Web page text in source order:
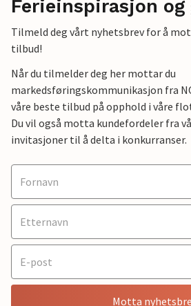
Ferieinspirasjon
Tilmeld deg vårt nyhetsbrev for å
tilbud!
Når du tilmelder deg her mottar du
markedsføringskommunikasjon fra
våre beste tilbud på opphold i våre
Du vil også motta kundefordeler fra
invitasjoner til å delta i konkurranser.
Motta